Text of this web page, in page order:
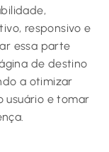
responsivo e
essa parte
de destino
a otimizar
usuário e tomar